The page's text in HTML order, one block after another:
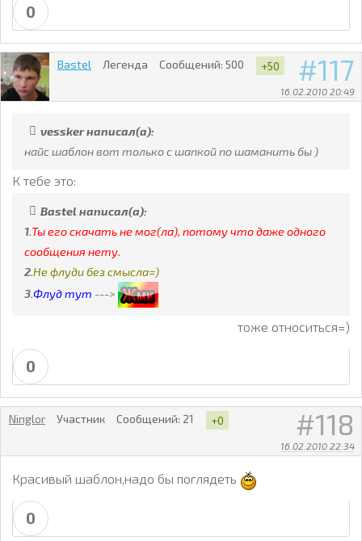
0
117
16.02.2010 20:49
Bastel Легенда Сообщений: 500 +50
vessker написал(а):
найс шаблон вот только с шапкой по шаманить бы )
К тебе это:
Bastel написал(а):
1.Ты его скачать не мог(ла), потому что даже одного
сообщения нету.
2.Не флуди без смысла=)
3.Флуд тут --->
тоже относиться=)
0
118
16.02.2010 22:34
Ninglor Участник Сообщений: 21 +0
Красивый шаблон,надо бы поглядеть
0